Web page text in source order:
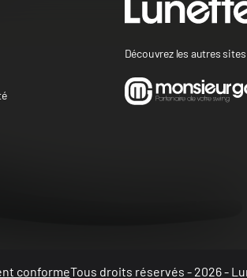
Découvrez les autres
conformeTous droits réservés - 2026 -